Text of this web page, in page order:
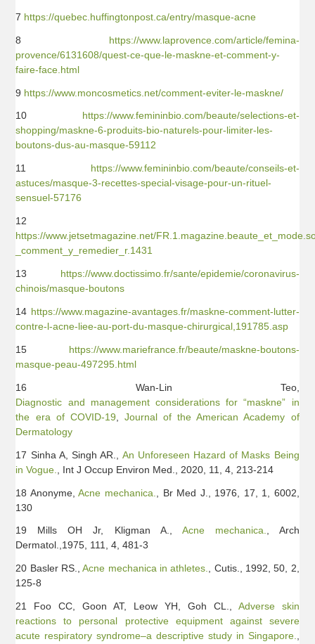
7 https://quebec.huffingtonpost.ca/entry/masque-acne
8 https://www.laprovence.com/article/femina-
provence/6131608/quest-ce-que-le-maskne-et-comment-y-
faire-face.html
9 https://www.moncosmetics.net/comment-eviter-le-maskne/
10 https://www.femininbio.com/beaute/selections-et-
shopping/maskne-6-produits-bio-naturels-pour-limiter-les-
boutons-dus-au-masque-59112
11 https://www.femininbio.com/beaute/conseils-et-
astuces/masque-3-recettes-special-visage-pour-un-rituel-
sensuel-57176
12
https://www.jetsetmagazine.net/
_comment_y_remedier_r.1431
13 https://www.doctissimo.fr/sante/epidemie/coronavirus-
chinois/masque-boutons
14 https://www.magazine-avantages.fr/maskne-comment-lutter-
contre-l-acne-liee-au-port-du-masque-chirurgical,191785.asp
15 https://www.mariefrance.fr/beaute/maskne-boutons-
masque-peau-497295.html
16 Wan-Lin Teo,
Diagnostic and management considerations for “maskne” in
the era of COVID-19
Journal of the American Academy of
Dermatology
17 Sinha A, Singh AR., An Unforeseen Hazard of Masks Being
in Vogue.
, Int J Occup Environ Med., 2020, 11, 4, 213-214
18 Anonyme,Acne mechanica.
, Br Med J., 1976, 17, 1, 6002,
130
19 Mills OH Jr, Kligman A., Acne mechanica., Arch
Dermatol.,1975, 111, 4, 481-3
20 Basler RS.,Acne mechanica in athletes., Cutis., 1992, 50, 2,
125-8
21 Foo CC, Goon AT, Leow YH, Goh CL., Adverse skin
reactions to personal protective equipment against severe
acute respiratory syndrome–a descriptive study in Singapore.,